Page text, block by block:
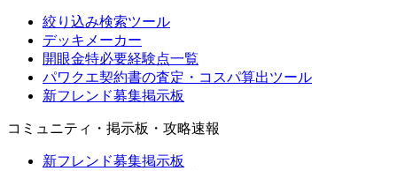
絞り込み検索ツール
デッキメーカー
開眼金特必要経験点一覧
パワクエ契約書の査定・コスパ算出ツール
新フレンド募集掲示板
コミュニティ・掲示板・攻略速報
新フレンド募集掲示板